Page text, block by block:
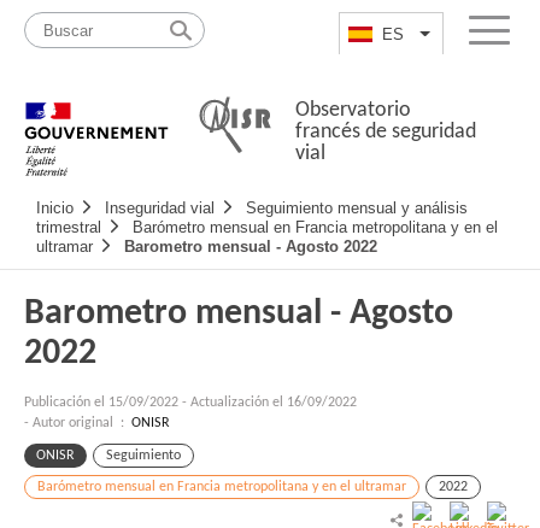
Pasar
contenido
Mapa
web
ES List additional
Menu
Observatorio
francés de seguridad
vial
Navigation
principale
Inicio Inseguridad vial
Seguimiento mensual y análisis
trimestral
Barómetro mensual en Francia metropolitana y en el
ultramar
Barometro mensual - Agosto 2022
Barometro mensual - Agosto
2022
Publicación el 15/09/2022 - Actualización el 16/09/2022
- Autor original : ONISR
ONISR Seguimiento
Barómetro mensual en Francia metropolitana y en el ultramar 2022